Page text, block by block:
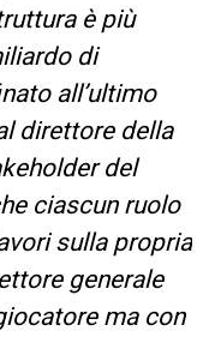
è più
di
all’ultimo
direttore della
del
ciascun ruolo
sulla propria
generale
ma con